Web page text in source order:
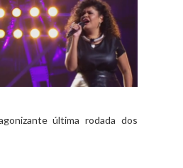
última rodada dos